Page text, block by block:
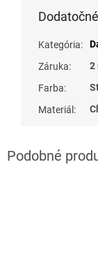
Kategória:
Záruka:
2
Farba:
Materiál :